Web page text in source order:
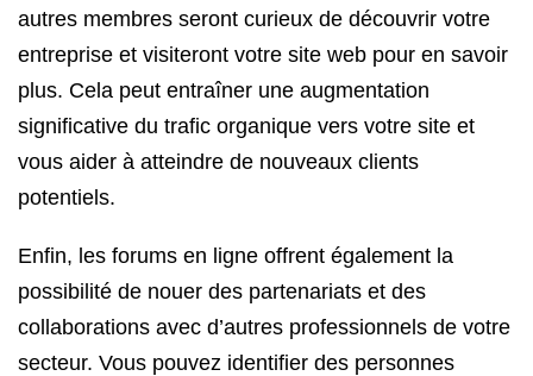
autres membres seront curieux de découvrir votre
entreprise et visiteront votre site web pour en savoir
plus. Cela peut entraîner une augmentation
significative du trafic organique vers votre site et
vous aider à atteindre de nouveaux clients
potentiels.
Enfin, les forums en ligne offrent également la
possibilité de nouer des partenariats et des
collaborations avec d’autres professionnels de votre
secteur. Vous pouvez identifier des personnes